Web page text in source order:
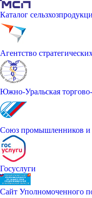
Каталог
Агентство
Южно-Уральская
Союз промышленников и
Госуслуги
Сайт Уполномоченного